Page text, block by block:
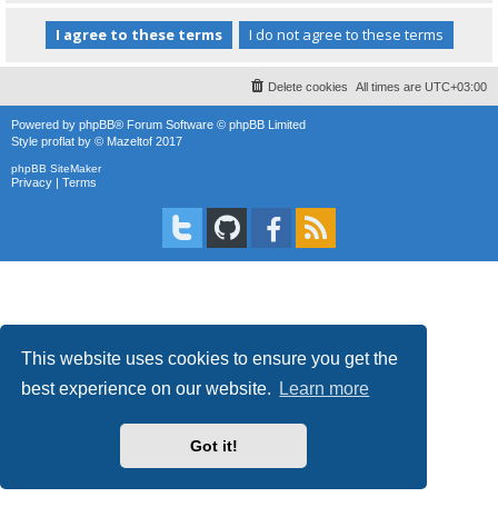
This website uses cookies to ensure you get the
best experience on our website.
Learn more
Got it!
All times are UTC+03:00
Delete cookies
Powered by phpBB® Forum Software © phpBB Limited
Style proflat by © Mazeltof 2017
phpBB SiteMaker
Privacy | Terms